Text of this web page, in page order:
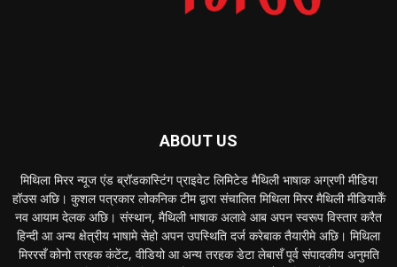
ABOUT US
मिथिला मिरर न्यूज एंड ब्रॉडकास्टिंग प्राइवेट लिमिटेड मैथिली भाषाक अग्रणी मीडिया
हॉउस अछि। कुशल पत्रकार लोकनिक टीम द्वारा संचालित मिथिला मिरर मैथिली मीडियाकेँ
नव आयाम देलक अछि। संस्थान, मैथिली भाषाक अलावे आब अपन स्वरूप विस्तार करैत
हिन्दी आ अन्य क्षेत्रीय भाषामे सेहो अपन उपस्थिति दर्ज करेबाक तैयारीमे अछि। मिथिला
मिररसँ कोनो तरहक कंटेंट, वीडियो आ अन्य तरहक डेटा लेबासँ पूर्व संपादकीय अनुमति